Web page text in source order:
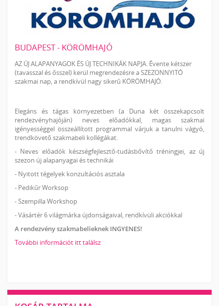
BUDAPEST - KÖRÖMHAJÓ
AZ ÚJ ALAPANYAGOK ÉS ÚJ TECHNIKÁK NAPJA. Évente kétszer
(tavasszal és ősszel) kerül megrendezésre a SZEZONNYITÓ
szakmai nap, a rendkívül nagy sikerű KÖRÖMHAJÓ.
Elegáns és tágas környezetben (a Duna két összekapcsolt
rendezvényhajóján) neves előadókkal, magas szakmai
igényességgel összeállított programmal várjuk a tanulni vágyó,
trendkövető szakmabeli kollégákat.
- Neves előadók készségfejlesztő-tudásbővítő tréningjei, az új
szezon új alapanyagai és technikái
- Nyitott tégelyek konzultációs asztala
- Pedikűr Worksop
- Szempilla Workshop
- Vásártér 6 világmárka újdonságaival, rendkívüli akciókkal
A rendezvény szakmabelieknek INGYENES!
További információt itt találsz